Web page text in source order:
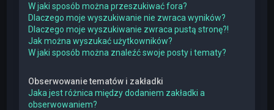
W jaki sposób można przeszukiwać fora?
Dlaczego moje wyszukiwanie nie zwraca wyników?
Dlaczego moje wyszukiwanie zwraca pustą stronę?!
Jak można wyszukać użytkowników?
W jaki sposób można znaleźć swoje posty i tematy?
Obserwowanie tematów i zakładki
Jaka jest różnica między dodaniem zakładki a
obserwowaniem?